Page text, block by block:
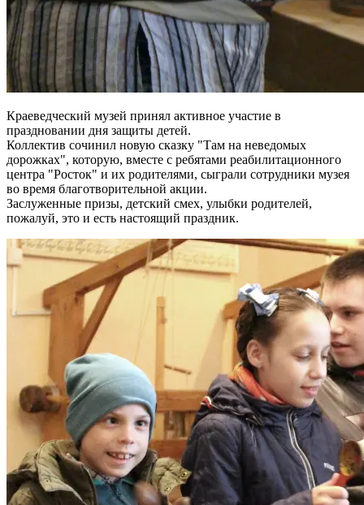
Краеведческий музей принял активное участие в
праздновании дня защиты детей.
Коллектив сочинил новую сказку "Там на неведомых
дорожках", которую, вместе с ребятами реабилитационного
центра "Росток" и их родителями, сыграли сотрудники музея
во время благотворительной акции.
Заслуженные призы, детский смех, улыбки родителей,
пожалуй, это и есть настоящий праздник.